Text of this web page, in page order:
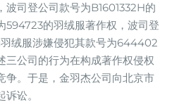
波司登公司款号为B1601332H的
594723的羽绒服著作权，波司登
绒服涉嫌侵犯其款号为644402
三公司的行为在构成著作权侵权
争。于是，金羽杰公司向北京市
讼。